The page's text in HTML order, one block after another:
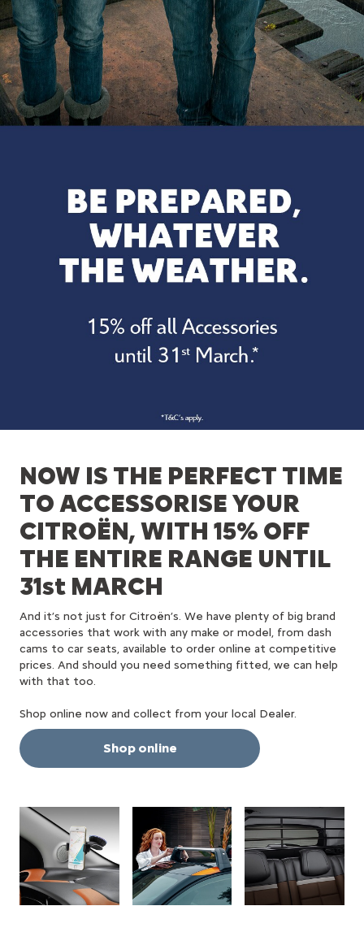
NOW IS THE PERFECT TIME
TO ACCESSORISE YOUR
CITROËN, WITH 15% OFF
THE ENTIRE RANGE UNTIL
31st MARCH
And it’s not just for Citroën’s. We have plenty of big brand
accessories that work with any make or model, from dash
cams to car seats, available to order online at competitive
prices. And should you need something fitted, we can help
with that too.
Shop online now and collect from your local Dealer.
Shop online